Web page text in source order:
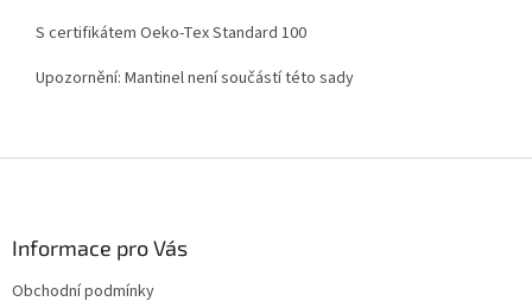
S certifikátem Oeko-Tex Standard 100
Upozornění: Mantinel není součástí této sady
Informace pro Vás
Obchodní podmínky